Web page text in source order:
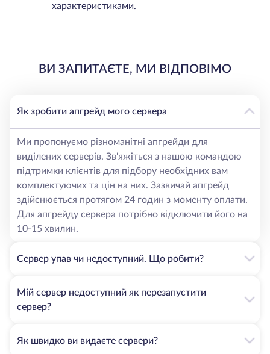
характеристиками.
ВИ ЗАПИТАЄТЕ, МИ ВІДПОВІМО
Як зробити апгрейд мого сервера
Ми пропонуємо різноманітні апгрейди для
виділених серверів. Зв'яжіться з нашою командою
підтримки клієнтів для підбору необхідних вам
комплектуючих та цін на них. Зазвичай апгрейд
здійснюється протягом 24 годин з моменту оплати.
Для апгрейду сервера потрібно відключити його на
10-15 хвилин.
Сервер упав чи недоступний. Що робити?
Мій сервер недоступний як перезапустити
сервер?
Як швидко ви видаєте сервери?